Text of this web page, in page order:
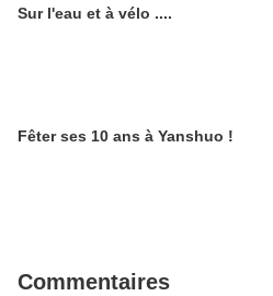
Sur l'eau et à vélo ....
Fêter ses 10 ans à Yanshuo !
Commentaires